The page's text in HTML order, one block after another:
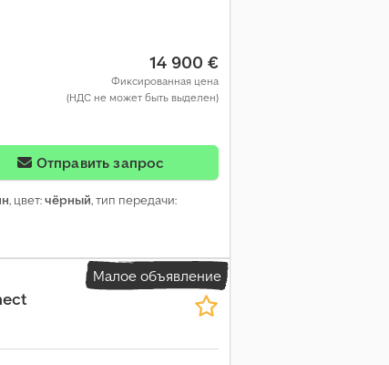
14 900 €
Фиксированная цена
(НДС не может быть выделен)
Отправить запрос
, цвет:чёрный, тип передачи:
Малое объявление